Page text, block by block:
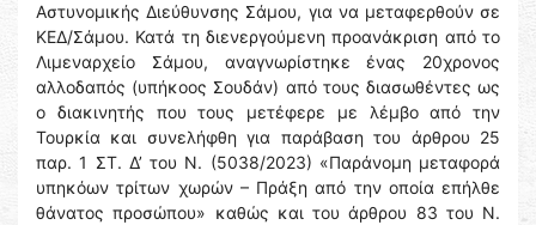
Αστυνομικής Διεύθυνσης Σάμου, για να μεταφερθούν σε
ΚΕΔ/Σάμου. Κατά τη διενεργούμενη προανάκριση από το
Λιμεναρχείο Σάμου, αναγνωρίστηκε ένας 20χρονος
αλλοδαπός (υπήκοος Σουδάν) από τους διασωθέντες ως
ο διακινητής που τους μετέφερε με λέμβο από την
Τουρκία και συνελήφθη για παράβαση του άρθρου 25
παρ. 1 ΣΤ. Δ’ του Ν. (5038/2023) «Παράνομη μεταφορά
υπηκόων τρίτων χωρών – Πράξη από την οποία επήλθε
θάνατος προσώπου» καθώς και του άρθρου 83 του Ν.